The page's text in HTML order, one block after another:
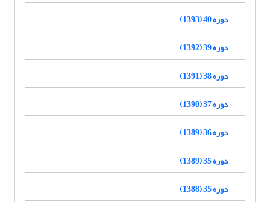
دوره 40 (1393)
دوره 39 (1392)
دوره 38 (1391)
دوره 37 (1390)
دوره 36 (1389)
دوره 35 (1389)
دوره 35 (1388)